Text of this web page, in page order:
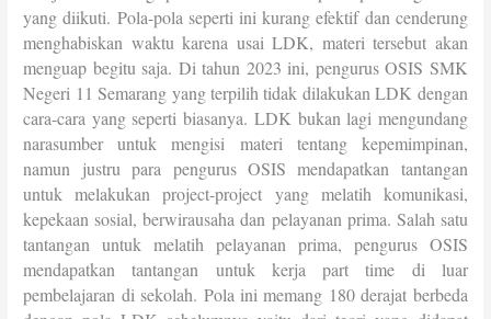
yang diikuti. Pola-pola seperti ini kurang efektif dan cenderung
menghabiskan waktu karena usai LDK, materi tersebut akan
menguap begitu saja. Di tahun 2023 ini, pengurus OSIS SMK
Negeri 11 Semarang yang terpilih tidak dilakukan LDK dengan
cara-cara yang seperti biasanya. LDK bukan lagi mengundang
narasumber untuk mengisi materi tentang kepemimpinan,
namun justru para pengurus OSIS mendapatkan tantangan
untuk melakukan project-project yang melatih komunikasi,
kepekaan sosial, berwirausaha dan pelayanan prima. Salah satu
tantangan untuk melatih pelayanan prima, pengurus OSIS
mendapatkan tantangan untuk kerja part time di luar
pembelajaran di sekolah. Pola ini memang 180 derajat berbeda